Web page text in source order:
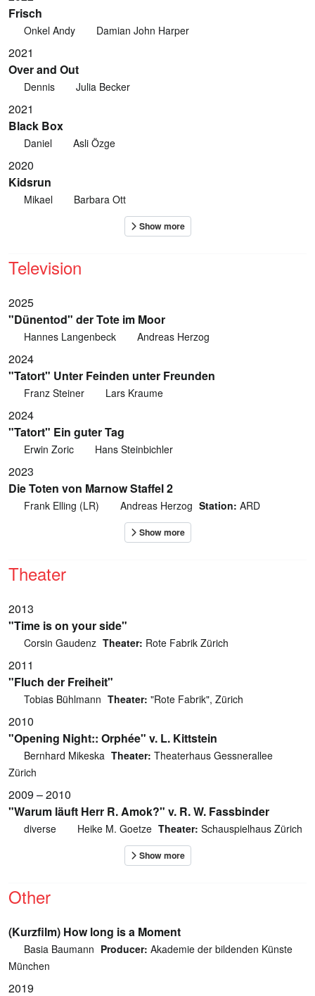
Frisch
Onkel Andy Damian John Harper
2021
Over and Out
Dennis Julia Becker
2021
Black Box
Daniel Asli Özge
2020
Kidsrun
Mikael Barbara Ott
Television
2025
"Dünentod" der Tote im Moor
Hannes Langenbeck Andreas Herzog
2024
"Tatort" Unter Feinden unter Freunden
Franz Steiner Lars Kraume
2024
"Tatort" Ein guter Tag
Erwin Zoric Hans Steinbichler
2023
Die Toten von Marnow Staffel 2
Frank Elling (LR) Andreas Herzog Station: ARD
Theater
2013
"Time is on your side"
Corsin Gaudenz Theater: Rote Fabrik Zürich
2011
"Fluch der Freiheit"
Tobias Bühlmann Theater: "Rote Fabrik", Zürich
2010
"Opening Night:: Orphée" v. L. Kittstein
Bernhard Mikeska Theater: Theaterhaus Gessnerallee
Zürich
2009 – 2010
"Warum läuft Herr R. Amok?" v. R. W. Fassbinder
diverse Heike M. Goetze Theater: Schauspielhaus Zürich
Other
(Kurzfilm) How long is a Moment
Basia Baumann Producer: Akademie der bildenden Künste
München
2019